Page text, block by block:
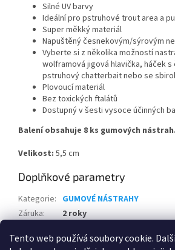
Tento web používá soubory cookie.
Silné UV barvy
Ideální pro pstruhové trout area a
Super měkký materiál
Napuštěný česnekovým/sýrovým
Vyberte si z několika možností
wolframová jigová hlavička, háček s
pstruhový chatterbait nebo se
Plovoucí materiál
Bez toxických ftalátů
Dostupný v šesti vysoce účinných
Balení obsahuje 8 ks gumových nástrah.
Velikost: 5,5 cm
Doplňkové parametry
Kategorie: GUMOVÉ NÁSTRAHY
Záruka:
2 roky